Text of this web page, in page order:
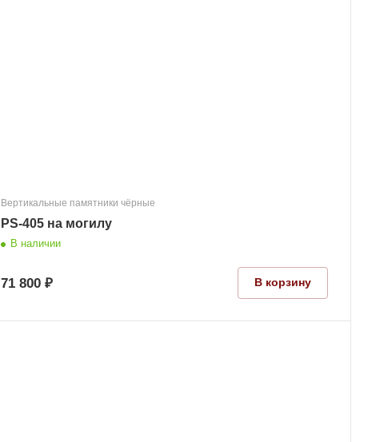
Вертикальные памятники чёрные
PS-405 на могилу
В наличии
71 800 ₽ В корзину